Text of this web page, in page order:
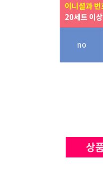
이니셜과
20세트 이
no